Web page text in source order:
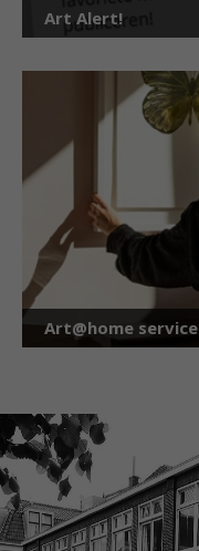
Art Alert!
Art@home service